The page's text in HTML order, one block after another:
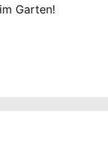
Garten!